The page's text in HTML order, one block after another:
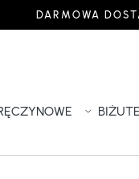
DARMOWA